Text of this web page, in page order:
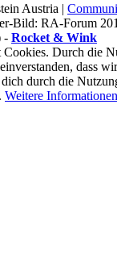
Austria |
Bild: RA-Forum
- Rocket & Wink
Cookies. Durch die
dass
durch die
. Weitere Informationen